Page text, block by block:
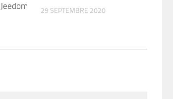
29 SEPTEMBRE 2020